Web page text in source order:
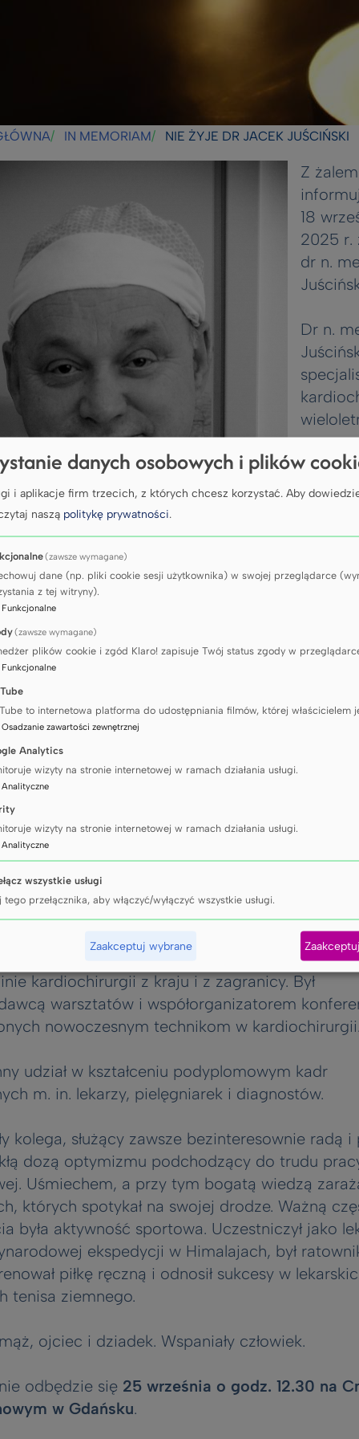
IN MEMORIAM NIE ŻYJE DR JACEK JUŚCIŃSKI
Z żalem
18
2025 r.
dr n.
Dr n.
Katedry
Swoim
dziecięcej wspierał Oddział Kardiochirurgii
Szpitala Copernicus w Gdańsku.
jako ceniony nauczyciel akademicki
lekarz. Aktywny uczestnik wielu programów
prowadzonych w Klinice, a także inicjator
technik chirurgicznych wdrażanych
zawodową czerpał między innymi z licznych
na szkolenia zagraniczne. Dzięki jego
ośrodek w Gdańsku mogły gościć liczne
kardiochirurgii z kraju i z zagranicy. Był
warsztatów i współorganizatorem
nowoczesnym technikom w kardiochirurgii.
udział w kształceniu podyplomowym kadr
m. in. lekarzy, pielęgniarek i diagnostów.
kolega, służący zawsze bezinteresownie radą
dozą optymizmu podchodzący do trudu
Uśmiechem, a przy tym bogatą wiedzą
których spotykał na swojej drodze. Ważną
była aktywność sportowa. Uczestniczył jako
ekspedycji w Himalajach, był
piłkę ręczną i odnosił sukcesy w
tenisa ziemnego.
ojciec i dziadek. Wspaniały człowiek.
odbędzie się 25 września o godz. 12.30 na
w Gdańsku.
danych osobowych i plików
i aplikacje firm trzecich, z których chcesz korzystać. Aby
naszą politykę prywatności.
(zawsze wymagane)
dane (np. pliki cookie sesji użytkownika) w swojej przeglądarce
z tej witryny).
Funkcjonalne
(zawsze wymagane)
plików cookie i zgód Klaro! zapisuje Twój status zgody w
Funkcjonalne
to internetowa platforma do udostępniania filmów, której właścicielem
Osadzanie zawartości zewnętrznej
Analytics
wizyty na stronie internetowej w ramach działania usługi.
Analityczne
wizyty na stronie internetowej w ramach działania usługi.
Analityczne
wszystkie usługi
tego przełącznika, aby włączyć/wyłączyć wszystkie usługi.
Zaakceptuj wybrane